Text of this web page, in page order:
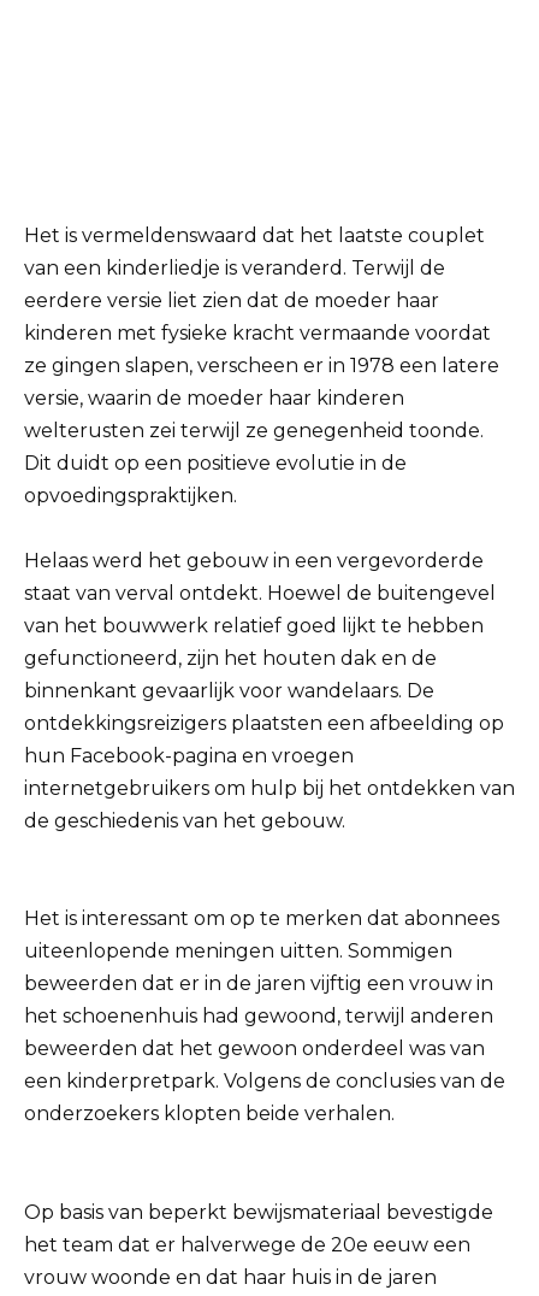
Het is vermeldenswaard dat het laatste couplet
van een kinderliedje is veranderd. Terwijl de
eerdere versie liet zien dat de moeder haar
kinderen met fysieke kracht vermaande voordat
ze gingen slapen, verscheen er in 1978 een latere
versie, waarin de moeder haar kinderen
welterusten zei terwijl ze genegenheid toonde.
Dit duidt op een positieve evolutie in de
opvoedingspraktijken.
Helaas werd het gebouw in een vergevorderde
staat van verval ontdekt. Hoewel de buitengevel
van het bouwwerk relatief goed lijkt te hebben
gefunctioneerd, zijn het houten dak en de
binnenkant gevaarlijk voor wandelaars. De
ontdekkingsreizigers plaatsten een afbeelding op
hun Facebook-pagina en vroegen
internetgebruikers om hulp bij het ontdekken van
de geschiedenis van het gebouw.
Het is interessant om op te merken dat abonnees
uiteenlopende meningen uitten. Sommigen
beweerden dat er in de jaren vijftig een vrouw in
het schoenenhuis had gewoond, terwijl anderen
beweerden dat het gewoon onderdeel was van
een kinderpretpark. Volgens de conclusies van de
onderzoekers klopten beide verhalen.
Op basis van beperkt bewijsmateriaal bevestigde
het team dat er halverwege de 20e eeuw een
vrouw woonde en dat haar huis in de jaren